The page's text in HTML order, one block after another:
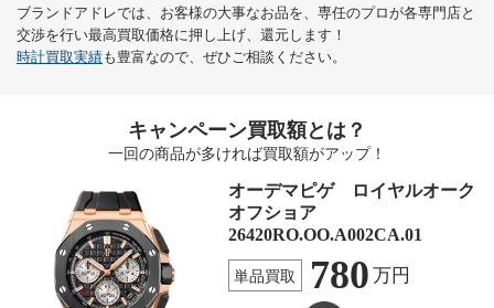
ブランドアドレでは、お客様の大事なお品を、専任のプロが各専門店と
交渉を行い最高買取価格に押し上げ、還元します！
時計買取実績も豊富なので、ぜひご相談ください。
キャンペーン買取額とは？
一回の商品が多ければ買取額がアップ！
オーデマピゲ ロイヤルオーク
オフショア
26420RO.OO.A002CA.01
単品買取 780 万円